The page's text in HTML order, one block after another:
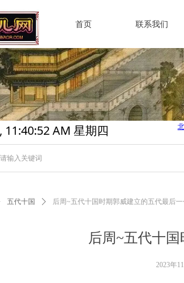
首页 联系我们
11:40:53 AM 星期四
后周~五代十
2023年
五代十国 ꄲ 后周~五代十国时期郭威建立的五代最后一